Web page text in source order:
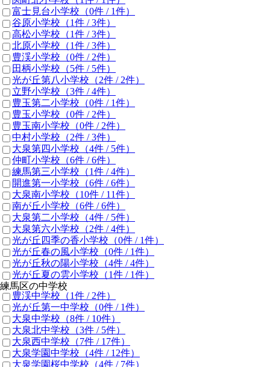
富士見台小学校 （0件 / 1件）
谷原小学校 （1件 /3件）
高松小学校 （1件 /3件）
北原小学校 （1件 /3件）
豊渓小学校 （0件 / 2件）
田柄小学校 （5件 / 5件）
光が丘第八小学校 （2件 / 2件）
立野小学校 （3件 /4件）
豊玉第二小学校 （0件 / 1件）
豊玉小学校 （0件 / 2件）
豊玉南小学校 （0件 / 2件）
中村小学校 （2件 /3件）
大泉第四小学校 （4件 / 5件）
仲町小学校 （6件 /6件）
練馬第三小学校 （1件 /4件）
開進第一小学校 （6件 /6件）
大泉南小学校 （10件 / 11件）
南が丘小学校 （6件 /6件）
大泉第二小学校 （4件 / 5件）
大泉第六小学校 （2件 /4件）
光が丘四季の香小学校 （0件 / 1件）
光が丘春の風小学校 （0件 / 1件）
光が丘秋の陽小学校 （4件 /4件）
光が丘夏の雲小学校 （1件 / 1件）
練馬区の中学校
豊渓中学校 （1件 / 2件）
光が丘第一中学校 （0件 / 1件）
大泉中学校 （8件 / 10件）
大泉北中学校 （3件 / 5件）
大泉西中学校 （7件 / 17件）
大泉学園中学校 （4件 / 12件）
大泉学園桜中学校 （4件 / 7件）